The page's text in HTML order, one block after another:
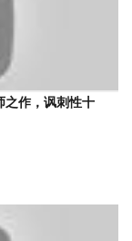
之作，讽刺性十